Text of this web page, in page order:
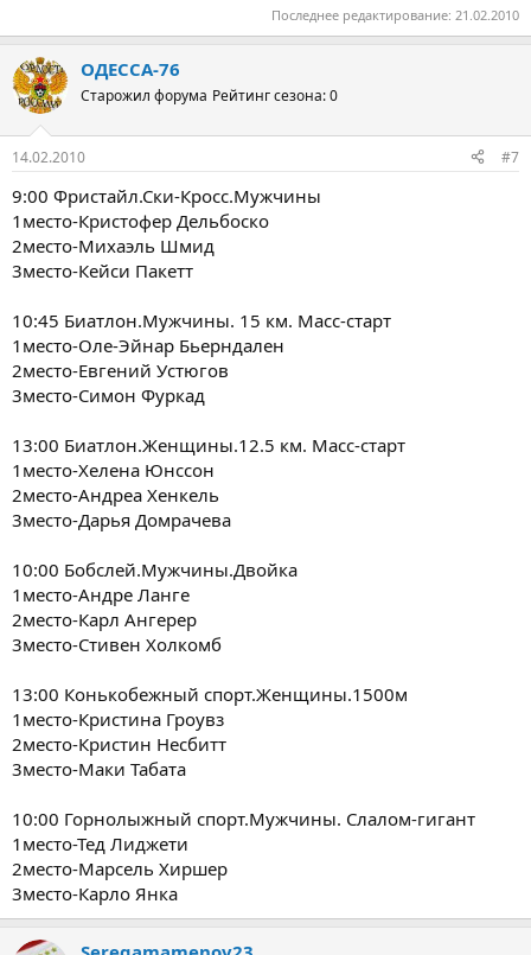
Последнее редактирование: 21.02.2010
ОДЕССА-76
Старожил форума Рейтинг сезона: 0
14.02.2010 #7
9:00 Фристайл.Ски-Кросс.Мужчины
1место-Кристофер Дельбоско
2место-Михаэль Шмид
3место-Кейси Пакетт
10:45 Биатлон.Мужчины. 15 км. Масс-старт
1место-Оле-Эйнар Бьерндален
2место-Евгений Устюгов
3место-Симон Фуркад
13:00 Биатлон.Женщины.12.5 км. Масс-старт
1место-Хелена Юнссон
2место-Андреа Хенкель
3место-Дарья Домрачева
10:00 Бобслей.Мужчины.Двойка
1место-Андре Ланге
2место-Карл Ангерер
3место-Стивен Холкомб
13:00 Конькобежный спорт.Женщины.1500м
1место-Кристина Гроувз
2место-Кристин Несбитт
3место-Маки Табата
10:00 Горнолыжный спорт.Мужчины. Слалом-гигант
1место-Тед Лиджети
2место-Марсель Хиршер
3место-Карло Янка